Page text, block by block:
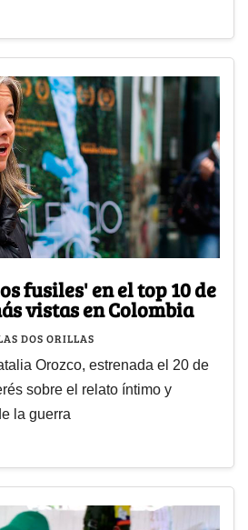
fusiles' en el top 10 de
vistas en Colombia
DOS ORILLAS
Orozco, estrenada el 20 de
sobre el relato íntimo y
la guerra